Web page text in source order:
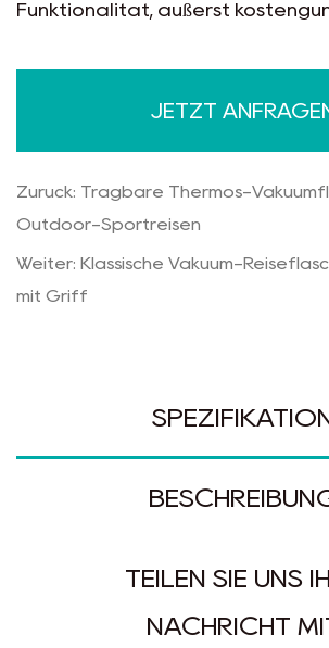
Funktionalität, äußerst
flexiblen Griff
JETZT
Zurück: Tragbare Thermos-
Outdoor-Sportreisen
Weiter: Klassische Vakuum-
mit Griff
TEILEN SIE UNS
NACHRICHT